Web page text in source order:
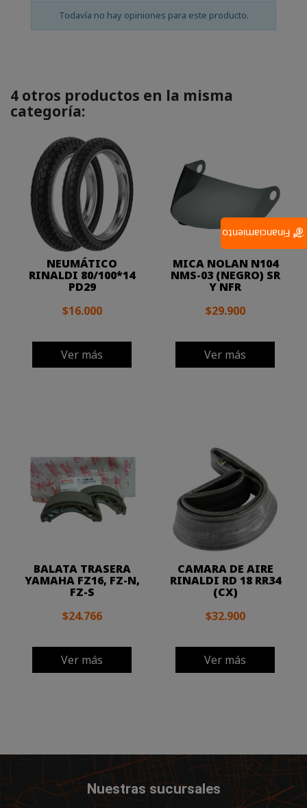
Todavía no hay opiniones para este producto.
4 otros productos en la misma
categoría:
NEUMÁTICO
RINALDI 80/100*14
PD29
$16.000
Ver más
MICA NOLAN N104
NMS-03 (NEGRO) SR
Y NFR
$29.900
Ver más
BALATA TRASERA
YAMAHA FZ16, FZ-N,
FZ-S
$24.766
Ver más
CAMARA DE AIRE
RINALDI RD 18 RR34
(CX)
$32.900
Ver más
Nuestras sucursales
Financiamiento